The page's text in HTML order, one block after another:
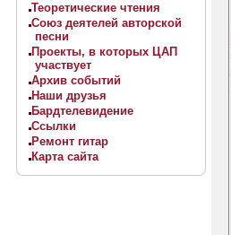
Теоретические чтения
Союз деятелей авторской
песни
Проекты, в которых ЦАП
участвует
Архив событий
Наши друзья
Бардтелевидение
Ссылки
Ремонт гитар
Карта сайта